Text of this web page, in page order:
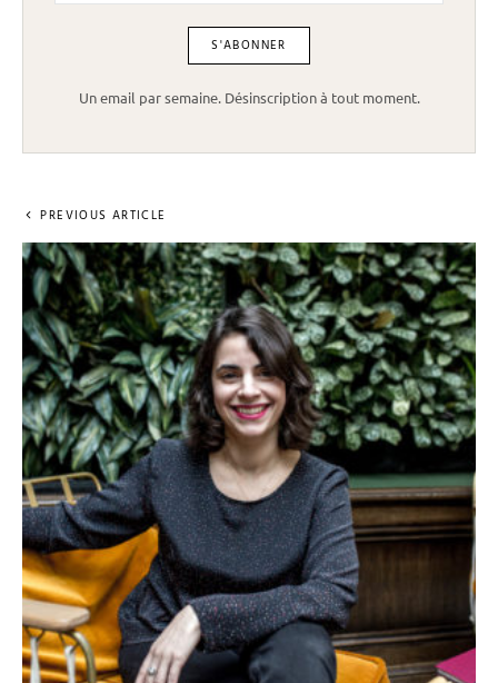
Un email par semaine. Désinscription à tout moment.
PREVIOUS ARTICLE